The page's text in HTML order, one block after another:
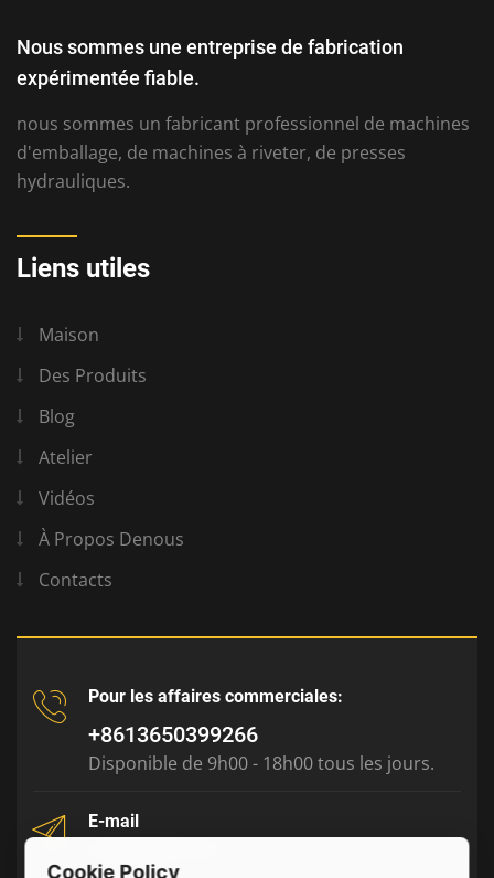
Nous sommes une entreprise de fabrication
expérimentée fiable.
nous sommes un fabricant professionnel de machines
d'emballage, de machines à riveter, de presses
hydrauliques.
Liens utiles
Maison
Des Produits
Blog
Atelier
Vidéos
À Propos Denous
Contacts
Pour les affaires commerciales:
+8613650399266
Disponible de 9h00 - 18h00 tous les jours.
E-mail
Cookie Policy